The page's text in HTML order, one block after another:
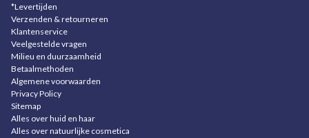
*Levertijden
Verzenden & retourneren
Klantenservice
Veelgestelde vragen
Milieu en duurzaamheid
Betaalmethoden
Algemene voorwaarden
Privacy Policy
Sitemap
Alles over huid en haar
Alles over natuurlijke cosmetica